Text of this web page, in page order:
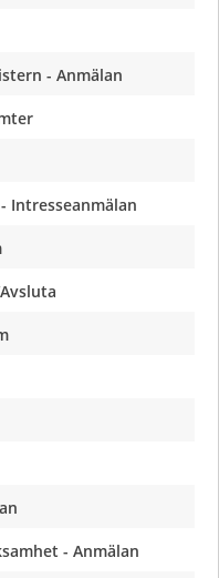
- Anmälan
Intresseanmälan
- Anmälan